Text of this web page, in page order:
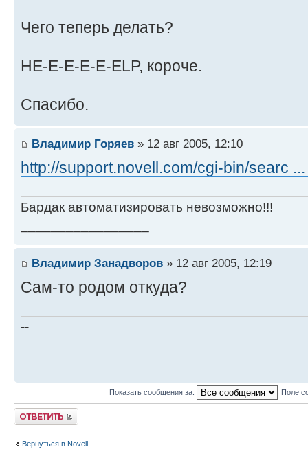
Чего теперь делать?
HE-E-E-E-E-ELP, короче.
Спасибо.
Владимир Горяев » 12 авг 2005, 12:10
http://support.novell.com/cgi-bin/searc
Бардак автоматизировать невозможно!!!
Владимир Занадворов » 12 авг 2005, 12:19
Сам-то родом откуда?
--
Показать сообщения за: Поле
Ответить
Вернуться в Novell